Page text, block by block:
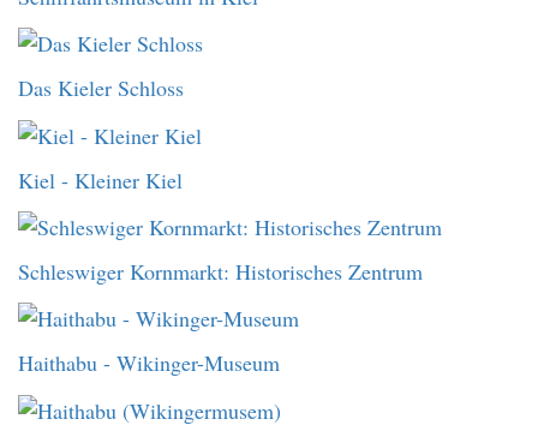
Das Kieler Schloss
Kiel - Kleiner Kiel
Schleswiger Kornmarkt: Historisches Zentrum
Haithabu - Wikinger-Museum